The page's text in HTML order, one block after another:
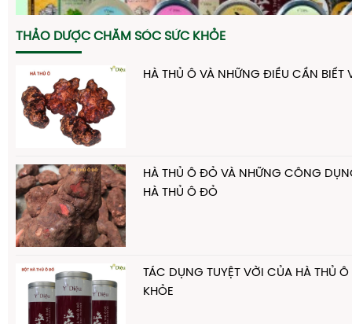
THẢO DƯỢC CHĂM SÓC SỨC KHỎE
HÀ THỦ Ô VÀ NHỮNG ĐIỀU CẦN BIẾT
HÀ THỦ Ô ĐỎ VÀ NHỮNG CÔNG
HÀ THỦ Ô ĐỎ
TÁC DỤNG TUYỆT VỜI CỦA HÀ THỦ
KHỎE